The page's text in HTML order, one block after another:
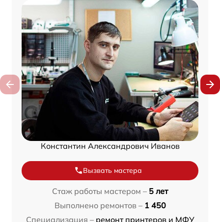
Константин Александрович Иванов
Вызвать мастера
Стаж работы мастером – 5 лет
Выполнено ремонтов – 1 450
Специализация – ремонт принтеров и МФУ